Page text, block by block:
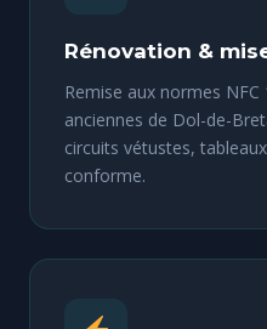
Rénovation &
Remise aux normes
anciennes de Dol-de-
circuits vétustes,
conforme.